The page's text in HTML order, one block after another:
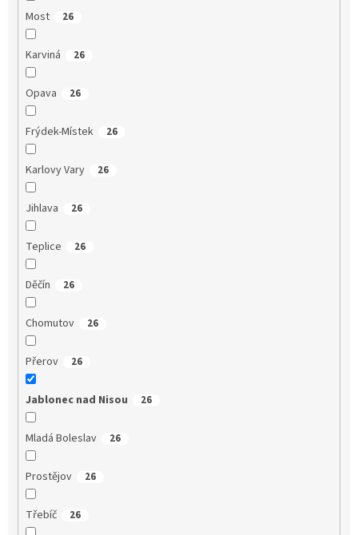
Most 26
Karviná 26
Opava 26
Frýdek-Místek 26
Karlovy Vary 26
Jihlava 26
Teplice 26
Děčín 26
Chomutov 26
Přerov 26
Jablonec nad Nisou 26
Mladá Boleslav 26
Prostějov 26
Třebíč 26